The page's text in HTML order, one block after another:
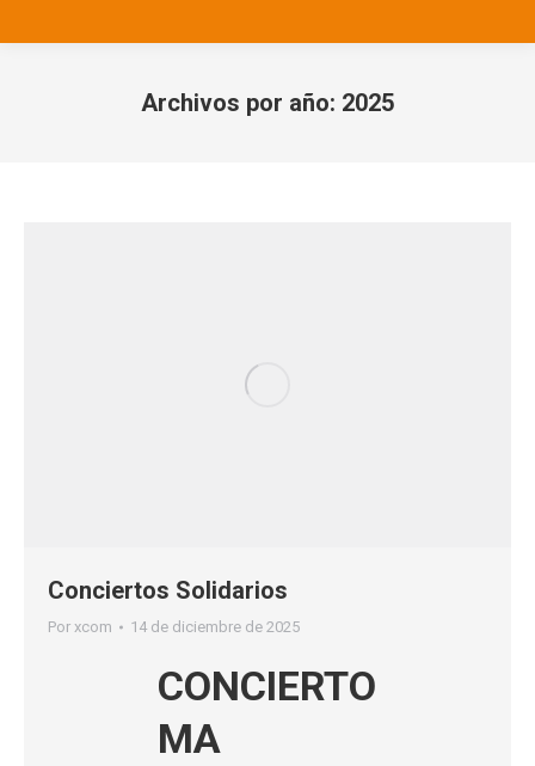
Archivos por año: 2025
Conciertos Solidarios
Por xcom 14 de diciembre de 2025
CONCIERTO
MA